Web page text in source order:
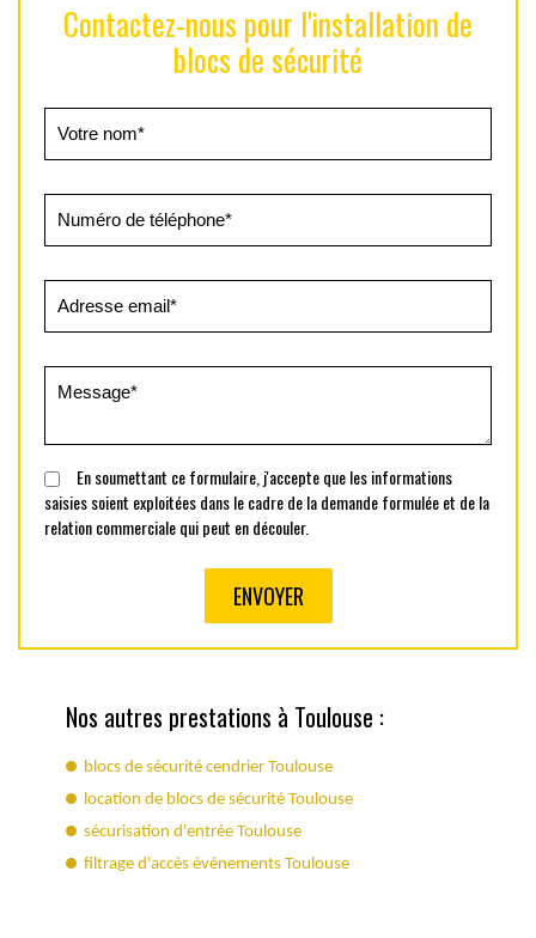
Contactez-nous pour l'installation de
blocs de sécurité
En soumettant ce formulaire, j'accepte que les informations
saisies soient exploitées dans le cadre de la demande formulée et de la
relation commerciale qui peut en découler.
Nos autres prestations à Toulouse :
blocs de sécurité cendrier Toulouse
location de blocs de sécurité Toulouse
sécurisation d'entrée Toulouse
filtrage d'accès événements Toulouse